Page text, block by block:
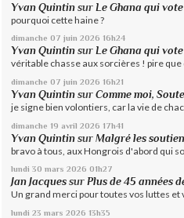
Yvan Quintin sur Le Ghana qui
pourquoi cette haine ?
dimanche 07 juin 2026 16h24
Yvan Quintin surLe Ghana qui
véritable chasse aux sorcières ! pire que
dimanche 07 juin 2026 16h21
Yvan Quintin surComme moi,
je signe bien volontiers, car la vie de
dimanche 19 avril 2026 17h41
Yvan Quintin surMalgré les
bravo à tous, aux Hongrois d'abord qui
lundi 30 mars 2026 01h27
Jan Jacques surPlus de 45 années
Un grand merci pour toutes vos luttes et
lundi 23 mars 2026 13h35